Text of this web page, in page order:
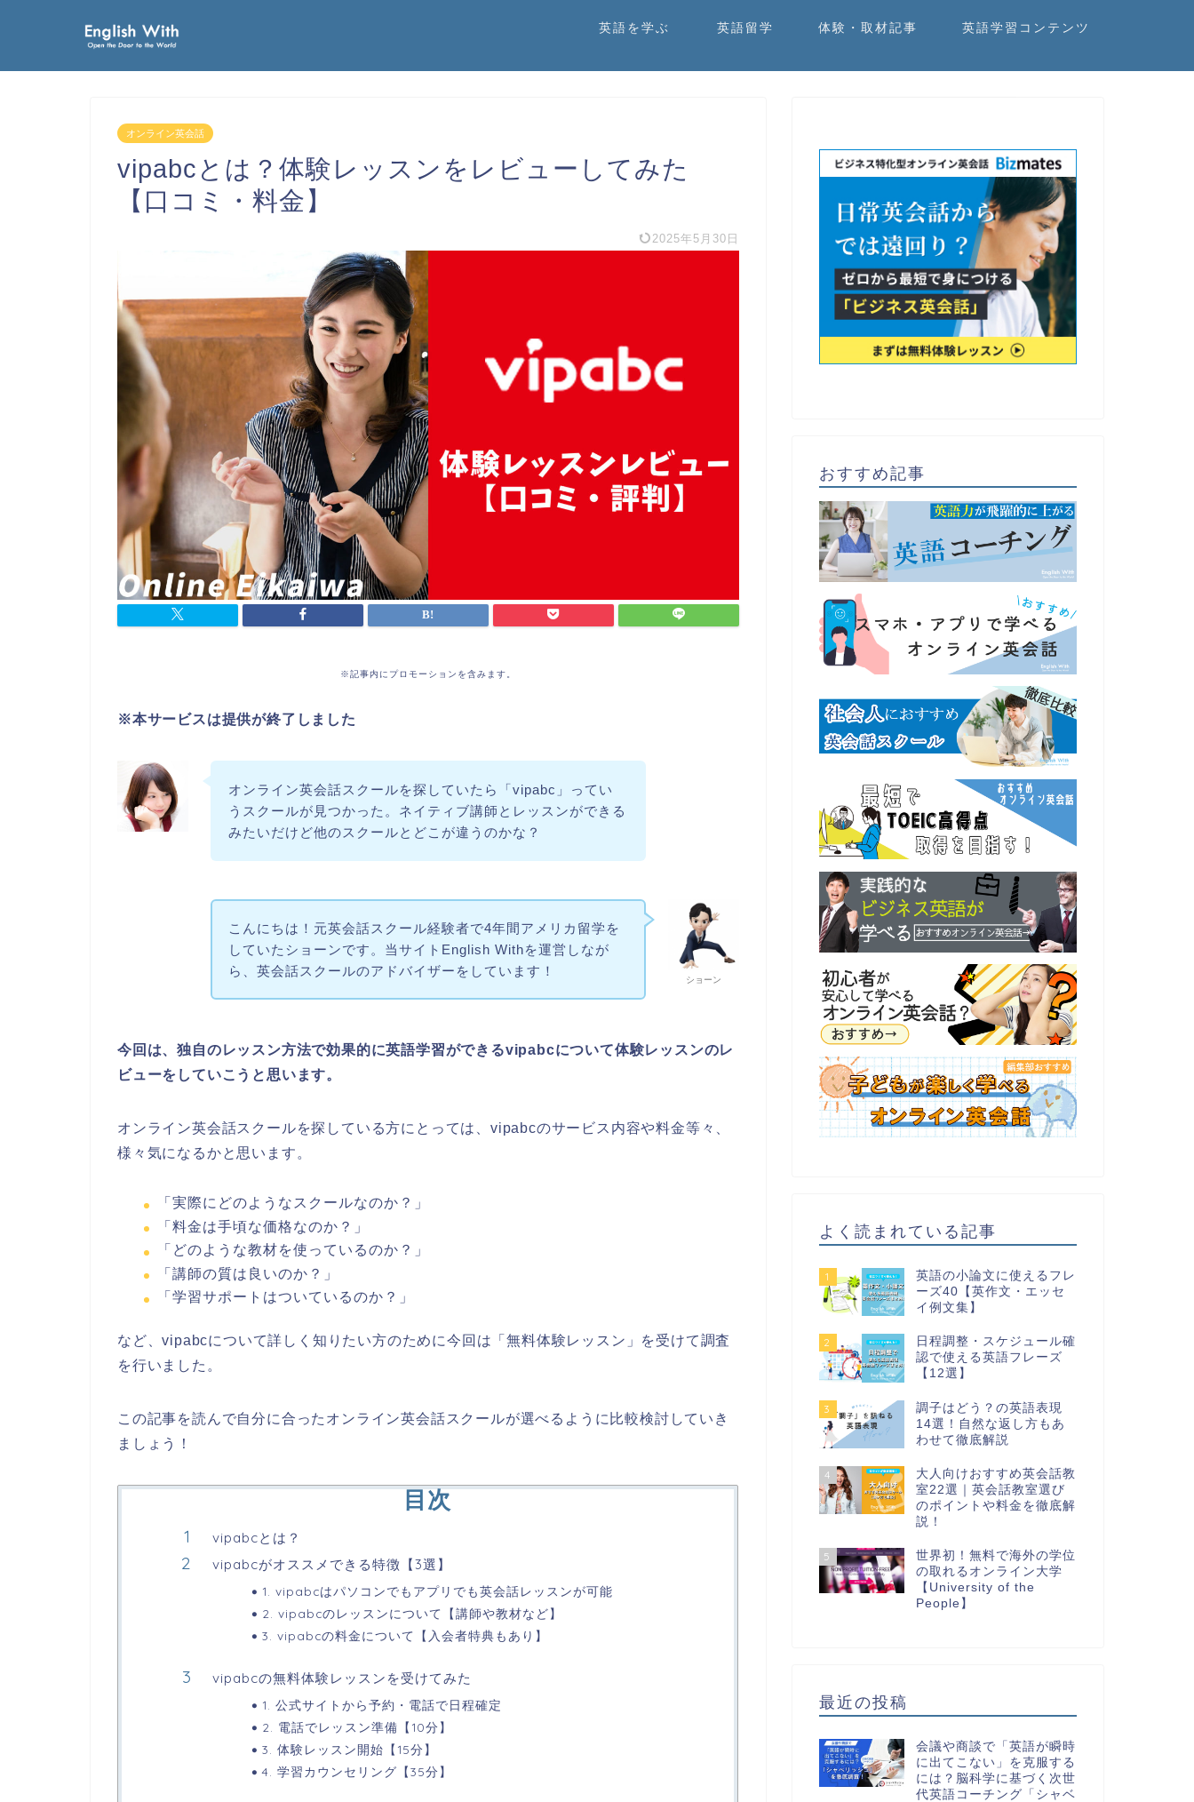
英語を学ぶ 英語留学 体験・取材記事 英語学習コンテンツ
オンライン英会話
vipabcとは？体験レッスンをレビューしてみた
【口コミ・料金】
2025年5月30日
※記事内にプロモーションを含みます。
※本サービスは提供が終了しました
オンライン英会話スクールを探していたら「vipabc」ってい
うスクールが見つかった。ネイティブ講師とレッスンができる
みたいだけど他のスクールとどこが違うのかな？
ショーン
こんにちは！元英会話スクール経験者で4年間アメリカ留学を
していたショーンです。当サイトEnglish Withを運営しなが
ら、英会話スクールのアドバイザーをしています！
今回は、独自のレッスン方法で効果的に英語学習ができるvipabcについて体験レッスンのレ
ビューをしていこうと思います。
オンライン英会話スクールを探している方にとっては、vipabcのサービス内容や料金等々、
様々気になるかと思います。
「実際にどのようなスクールなのか？」
「料金は手頃な価格なのか？」
「どのような教材を使っているのか？」
「講師の質は良いのか？」
「学習サポートはついているのか？」
など、vipabcについて詳しく知りたい方のために今回は「無料体験レッスン」を受けて調査
を行いました。
この記事を読んで自分に合ったオンライン英会話スクールが選べるように比較検討していき
ましょう！
目次
vipabcとは？
vipabcがオススメできる特徴【3選】
1. vipabcはパソコンでもアプリでも英会話レッスンが可能
2. vipabcのレッスンについて【講師や教材など】
3. vipabcの料金について【入会者特典もあり】
vipabcの無料体験レッスンを受けてみた
1. 公式サイトから予約・電話で日程確定
2. 電話でレッスン準備【10分】
3. 体験レッスン開始【15分】
4. 学習カウンセリング【35分】
おすすめ記事
よく読まれている記事
1
英語の小論文に使えるフレ
ーズ40【英作文・エッセ
イ例文集】
2
日程調整・スケジュール確
認で使える英語フレーズ
【12選】
3
調子はどう？の英語表現
14選！自然な返し方もあ
わせて徹底解説
4
大人向けおすすめ英会話教
室22選｜英会話教室選び
のポイントや料金を徹底解
説！
5
世界初！無料で海外の学位
の取れるオンライン大学
【University of the
People】
最近の投稿
会議や商談で「英語が瞬時
に出てこない」を克服する
には？脳科学に基づく次世
代英語コーチング「シャベ